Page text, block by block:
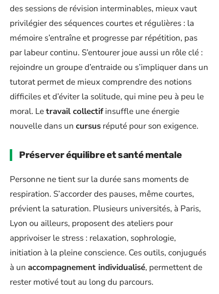
des sessions de révision interminables, mieux vaut
privilégier des séquences courtes et régulières : la
mémoire s’entraîne et progresse par répétition, pas
par labeur continu. S’entourer joue aussi un rôle clé :
rejoindre un groupe d’entraide ou s’impliquer dans un
tutorat permet de mieux comprendre des notions
difficiles et d’éviter la solitude, qui mine peu à peu le
moral. Letravail collectifinsuffle une énergie
nouvelle dans un cursus réputé pour son exigence.
Préserver équilibre et santé mentale
Personne ne tient sur la durée sans moments de
respiration. S’accorder des pauses, même courtes,
prévient la saturation. Plusieurs universités, à Paris,
Lyon ou ailleurs, proposent des ateliers pour
apprivoiser le stress : relaxation, sophrologie,
initiation à la pleine conscience. Ces outils, conjugués
à un accompagnement individualisé, permettent de
rester motivé tout au long du parcours.